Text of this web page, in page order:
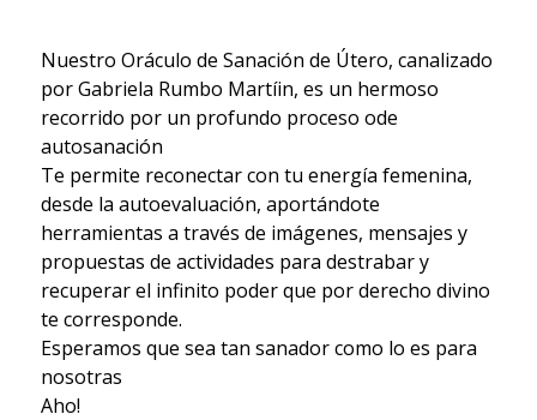
Nuestro Oráculo de Sanación de Útero, canalizado
por Gabriela Rumbo Martíin, es un hermoso
recorrido por un profundo proceso ode
autosanación
Te permite reconectar con tu energía femenina,
desde la autoevaluación, aportándote
herramientas a través de imágenes, mensajes y
propuestas de actividades para destrabar y
recuperar el infinito poder que por derecho divino
te corresponde.
Esperamos que sea tan sanador como lo es para
nosotras
Aho!